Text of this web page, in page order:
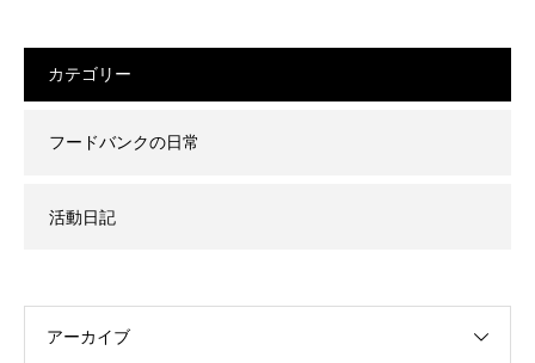
カテゴリー
フードバンクの日常
活動日記
アーカイブ